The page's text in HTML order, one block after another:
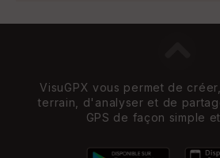
VisuGPX vous permet de
terrain, d'analyser et de
GPS de façon simple